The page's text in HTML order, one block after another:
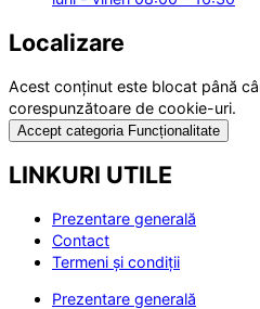
Localizare
Acest conținut este blocat până
corespunzătoare de cookie-uri.
Accept categoria Funcționalitate
LINKURI UTILE
Prezentare generală
Contact
Termeni și condiții
Prezentare generală